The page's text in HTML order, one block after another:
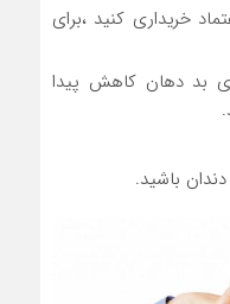
خریداری کنید ،برای
بد دهان کاهش پیدا
باشید.